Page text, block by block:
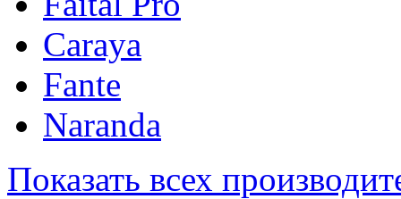
Caraya
Fante
Naranda
Показать всех